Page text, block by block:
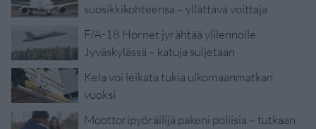
suosikkikohteensa – yllättävä voittaja
F/A-18 Hornet jyrähtää ylilennolle
Jyväskylässä – katuja suljetaan
Kela voi leikata tukia ulkomaanmatkan
vuoksi
Moottoripyöräilijä pakeni poliisia – tutkaan